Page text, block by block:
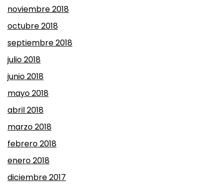
noviembre 2018
octubre 2018
septiembre 2018
julio 2018
junio 2018
mayo 2018
abril 2018
marzo 2018
febrero 2018
enero 2018
diciembre 2017